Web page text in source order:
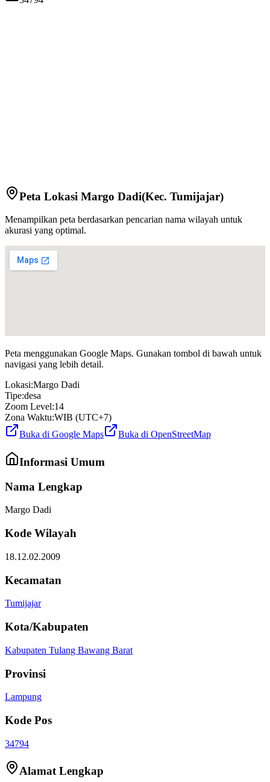
Peta Lokasi Margo Dadi(Kec. Tumijajar)
Menampilkan peta berdasarkan pencarian nama wilayah untuk
akurasi yang optimal.
Peta menggunakan Google Maps. Gunakan tombol di bawah untuk
navigasi yang lebih detail.
Lokasi:Margo Dadi
Tipe:desa
Zoom Level:14
Zona Waktu:WIB (UTC+7)
Buka di Google Maps
Buka di OpenStreetMap
Informasi Umum
Nama Lengkap
Margo Dadi
Kode Wilayah
18.12.02.2009
Kecamatan
Tumijajar
Kota/Kabupaten
Kabupaten Tulang Bawang Barat
Provinsi
Lampung
Kode Pos
34794
Alamat Lengkap